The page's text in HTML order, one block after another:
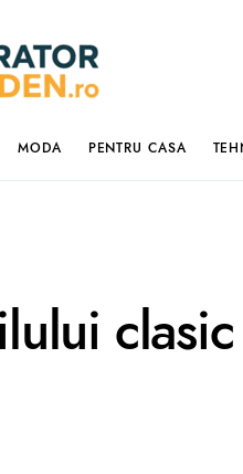
MODA PENTRU CASA